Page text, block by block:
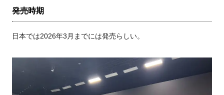
発売時期
日本では2026年3月までには発売らしい。